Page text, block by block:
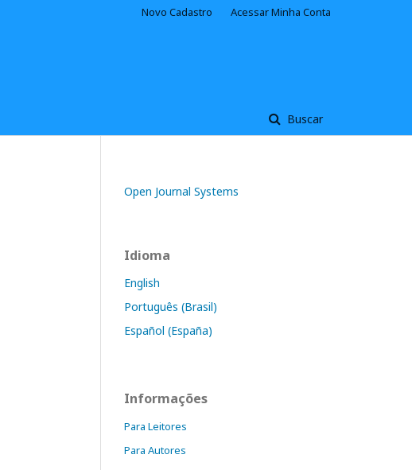
Buscar
Novo Cadastro Acessar Minha Conta
Open Journal Systems
Idioma
English
Português (Brasil)
Español (España)
Informações
Para Leitores
Para Autores